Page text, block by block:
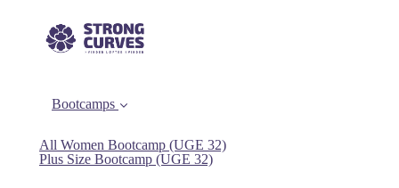
Bootcamps
All Women Bootcamp (UGE 32)
Plus Size Bootcamp (UGE 32)